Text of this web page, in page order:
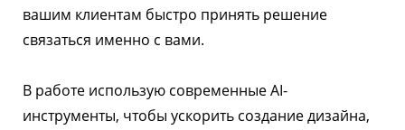
вашим клиентам быстро принять решение
связаться именно с вами.
В работе использую современные AI-
инструменты, чтобы ускорить создание дизайна,